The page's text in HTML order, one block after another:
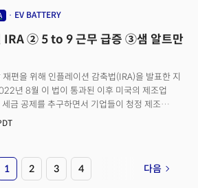
마크 앤드레센과 같은 실리콘밸리의 저명한
다. 당장 등을 돌리고 있다는 일부 반응에
는 평가도 나온다. 디인포메이션에 따르면
의 트럼프 지지 자금이 대폭 증가할 것 같지는
사들은 공개적으로 트럼프를 지지하기보다는
"고 덧붙였다.
EV BATTERY
IRA ② 5 to 9 근무 급증 ③샘 알트만
편을 위해 인플레이션 감축법(IRA)을 발표한 지
년 8월 이 법이 통과된 이후 미국의 제조업
금 공제를 추구하면서 기업들이 청정 제조
자하고 있고, 그 결과 전기자동차, 배터리,
티브 다이브 조사에 따르면 2022년 8월 이후 올
생 에너지 프로젝트가 시작됐는데요. 자본투자는
1 2 3 4 다음